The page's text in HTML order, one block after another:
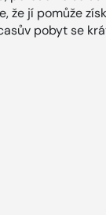
že jí pomůže
pobyt se